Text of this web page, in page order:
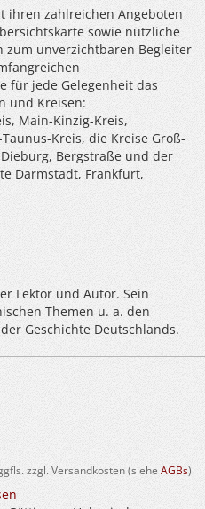
ihren zahlreichen Angeboten
sowie nützliche
zum unverzichtbaren Begleiter
für jede Gelegenheit das
und Kreisen:
Main-Kinzig-Kreis,
Kreis, die Kreise Groß-
Bergstraße und der
Darmstadt, Frankfurt,
Lektor und Autor. Sein
Themen u. a. den
Geschichte Deutschlands.
zzgl. Versandkosten (siehe AGBs)